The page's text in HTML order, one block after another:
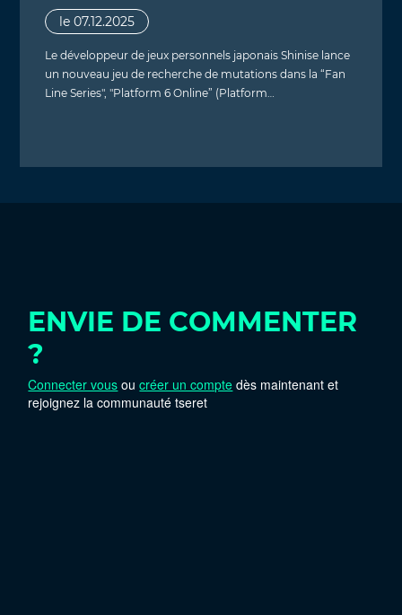
le 07.12.2025
Le développeur de jeux personnels japonais Shinise lance
un nouveau jeu de recherche de mutations dans la “Fan
Line Series", "Platform 6 Online” (Platform…
ENVIE DE COMMENTER
?
Connecter vous oucréer un compte dès maintenant et
rejoignez la communauté tseret